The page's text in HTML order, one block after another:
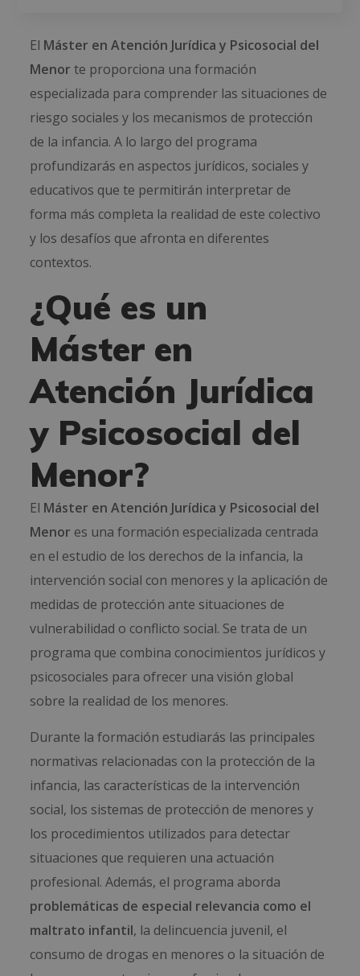
El Máster en Atención Jurídica y Psicosocial del
Menor te proporciona una formación
especializada para comprender las situaciones de
riesgo sociales y los mecanismos de protección
de la infancia. A lo largo del programa
profundizarás en aspectos jurídicos, sociales y
educativos que te permitirán interpretar de
forma más completa la realidad de este colectivo
y los desafíos que afronta en diferentes
contextos.
¿Qué es un
Máster en
Atención Jurídica
y Psicosocial del
Menor?
El Máster en Atención Jurídica y Psicosocial del
Menor es una formación especializada centrada
en el estudio de los derechos de la infancia, la
intervención social con menores y la aplicación de
medidas de protección ante situaciones de
vulnerabilidad o conflicto social. Se trata de un
programa que combina conocimientos jurídicos y
psicosociales para ofrecer una visión global
sobre la realidad de los menores.
Durante la formación estudiarás las principales
normativas relacionadas con la protección de la
infancia, las características de la intervención
social, los sistemas de protección de menores y
los procedimientos utilizados para detectar
situaciones que requieren una actuación
profesional. Además, el programa aborda
problemáticas de especial relevancia como el
maltrato infantil, la delincuencia juvenil, el
consumo de drogas en menores o la situación de